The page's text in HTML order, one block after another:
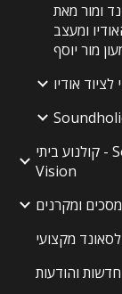
ומור מאת
ומעצב
מור יוסף
אודיו
קולנוע ביתי - Sound &
Vision
מסכים ומקרנים
לסאונד מקצועי
חדשות והודעות